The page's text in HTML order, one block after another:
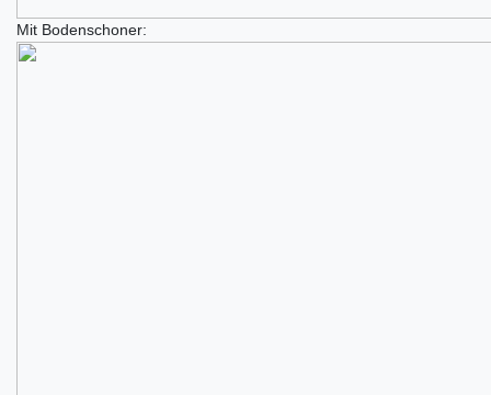
Mit Bodenschoner: